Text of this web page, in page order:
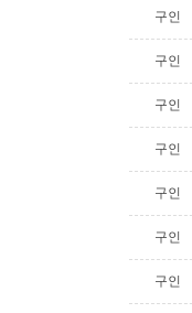
구인
구인
구인
구인
구인
구인
구인